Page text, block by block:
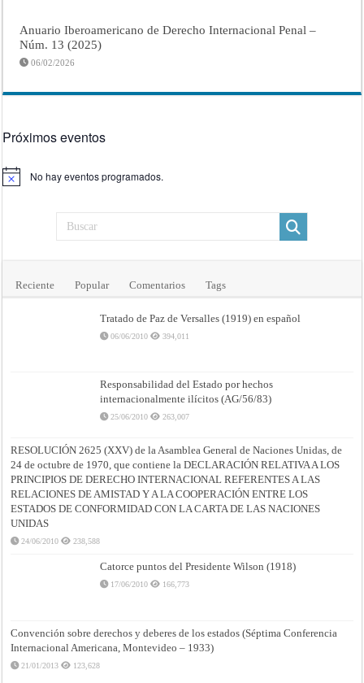
Anuario Iberoamericano de Derecho Internacional Penal –
Núm. 13 (2025)
06/02/2026
Próximos eventos
Aviso No hay eventos programados.
Reciente Popular Comentarios Tags
Tratado de Paz de Versalles (1919) en español
06/06/2010 394,011
Responsabilidad del Estado por hechos
internacionalmente ilícitos (AG/56/83)
25/06/2010 263,007
RESOLUCIÓN 2625 (XXV) de la Asamblea General de Naciones Unidas, de
24 de octubre de 1970, que contiene la DECLARACIÓN RELATIVA A LOS
PRINCIPIOS DE DERECHO INTERNACIONAL REFERENTES A LAS
RELACIONES DE AMISTAD Y A LA COOPERACIÓN ENTRE LOS
ESTADOS DE CONFORMIDAD CON LA CARTA DE LAS NACIONES
UNIDAS
24/06/2010 238,588
Catorce puntos del Presidente Wilson (1918)
17/06/2010 166,773
Convención sobre derechos y deberes de los estados (Séptima Conferencia
Internacional Americana, Montevideo – 1933)
21/01/2013 123,628